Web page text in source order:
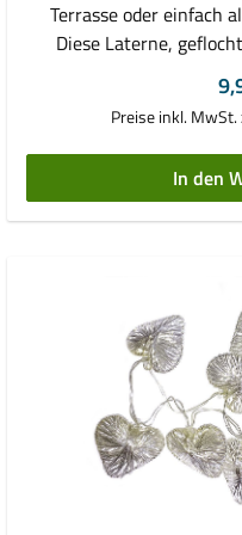
Terrasse oder einfach
Diese Laterne,
Zweigen sorgt für
Preise inkl.
In den